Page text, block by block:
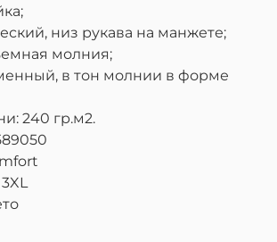
низ рукава на манжете;
молния;
в тон молнии в форме
240 гр.м2.